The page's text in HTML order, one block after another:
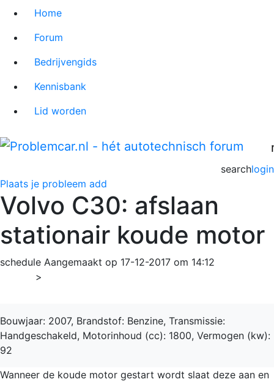
Home
Forum
Bedrijvengids
Kennisbank
Lid worden
login
search
Plaats je probleem add
Volvo C30: afslaan
stationair koude motor
schedule Aangemaakt op 17-12-2017 om 14:12
>
Bouwjaar: 2007, Brandstof: Benzine, Transmissie:
Handgeschakeld, Motorinhoud (cc): 1800, Vermogen (kw):
92
Wanneer de koude motor gestart wordt slaat deze aan en